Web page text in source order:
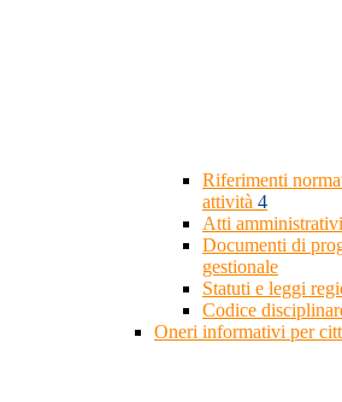
Riferimenti
attività 4
Atti
Documenti di
gestionale
Statuti e leggi
Codice
Oneri informativi per